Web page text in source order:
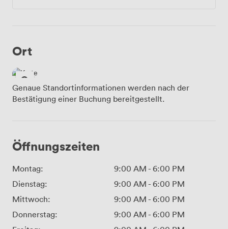
Ort
Genaue Standortinformationen werden nach der
Bestätigung einer Buchung bereitgestellt.
Öffnungszeiten
Montag: 9:00 AM - 6:00 PM
Dienstag:
9:00 AM - 6:00 PM
Mittwoch:
9:00 AM - 6:00 PM
Donnerstag:
9:00 AM - 6:00 PM